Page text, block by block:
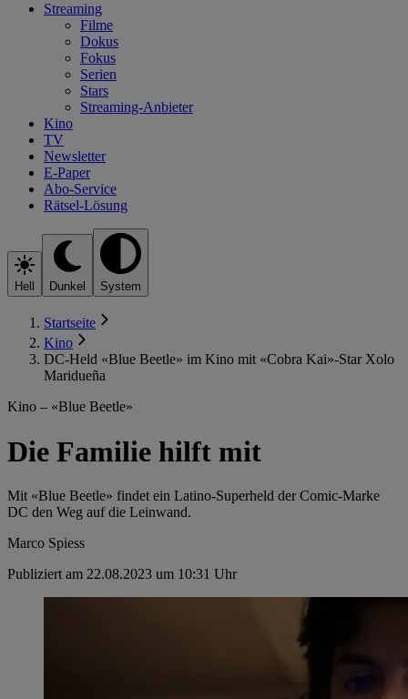
Streaming
Filme
Dokus
Fokus
Serien
Stars
Streaming-Anbieter
Kino
TV
Newsletter
E-Paper
Abo-Service
Rätsel-Lösung
Hell Dunkel System
Startseite
Kino
DC-Held «Blue Beetle» im Kino mit «Cobra Kai»-Star Xolo
Maridueña
Kino – «Blue Beetle»
Die Familie hilft mit
Mit «Blue Beetle» findet ein Latino-Superheld der Comic-Marke
DC den Weg auf die Leinwand.
Marco Spiess
Publiziert am 22.08.2023 um 10:31 Uhr